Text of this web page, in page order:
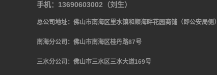
手机：13690603002（刘生）
总公司地址：佛山市南海区里水镇和顺海畔花园商铺（即公安局侧）
南海分公司：佛山市南海区桂丹路87号
三水分公司：佛山市三水区三水大道169号